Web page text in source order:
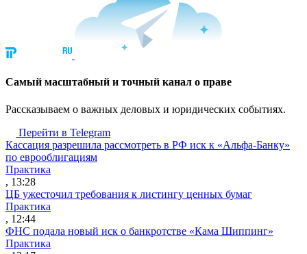
Cамый масштабный и точный канал о праве
Рассказываем о важных деловых и юридических событиях.
Перейти в Telegram
Кассация разрешила рассмотреть в РФ иск к «Альфа-Банку»
по еврооблигациям
Практика
, 13:28
ЦБ ужесточил требования к листингу ценных бумаг
Практика
, 12:44
ФНС подала новый иск о банкротстве «Кама Шиппинг»
Практика